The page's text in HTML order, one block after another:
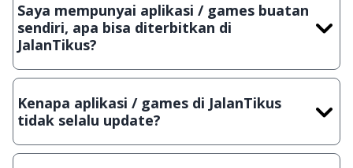
hanya bisa digunakan dalam jangka waktu tertentu dan jika
ingin lanjut menggunakannya kamu harus membeli lisensi
aslinya.
Saya mempunyai aplikasi / games buatan
sendiri, apa bisa diterbitkan di
JalanTikus?
Tentu saja bisa. Silahkan kirim email keinfo@jalantikus.com
Lampiran File instalasi / (APK) jika Android
Kenapa aplikasi / games di JalanTikus
tidak selalu update?
Demi menjaga kualitas aplikasi dan games yang ada di